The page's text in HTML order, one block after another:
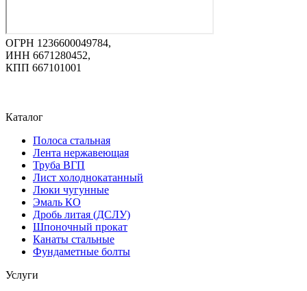
ОГРН 1236600049784,
ИНН 6671280452,
КПП 667101001
Каталог
Полоса стальная
Лента нержавеющая
Труба ВГП
Лист холоднокатанный
Люки чугунные
Эмаль КО
Дробь литая (ДСЛУ)
Шпоночный прокат
Канаты стальные
Фундаметные болты
Услуги